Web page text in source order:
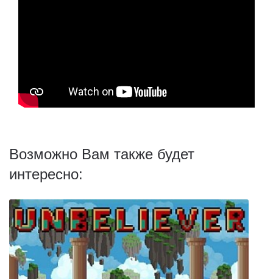
Возможно Вам также будет
интересно: